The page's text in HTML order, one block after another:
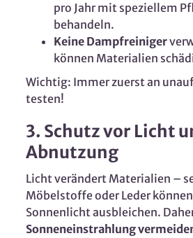
pro Jahr mit speziellem
behandeln.
Keine Dampfreiniger
können Materialien
Wichtig: Immer zuerst an
testen!
3. Schutz vor Licht
Abnutzung
Licht verändert Materialien –
Möbelstoffe oder Leder
Sonnenlicht ausbleichen.
Sonneneinstrahlung